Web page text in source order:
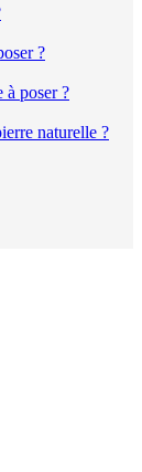
?
à poser ?
naturelle ?